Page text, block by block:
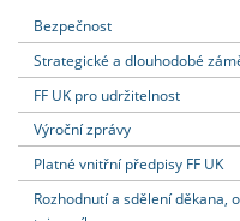
Dozvědět se více
Podat přihlášku
Dozvědět se více
Dozvědět se více
Dozvědět se více
Bezpečnost
Strategické a dlouhodobé
FF UK pro udržitelnost
Výroční zprávy
Platné vnitřní předpisy FF UK
Rozhodnutí a sdělení děkana,